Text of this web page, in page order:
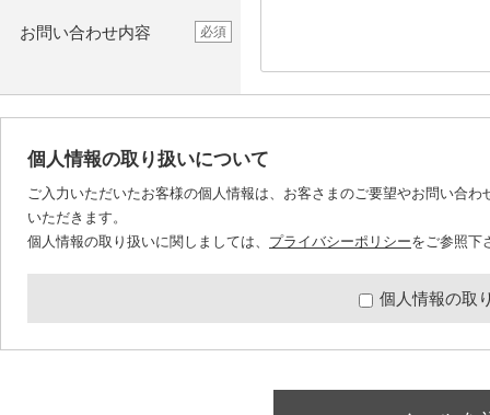
お問い合わせ内容 必須
個人情報の取り扱いについて
ご入力いただいたお客様の個人情報は、お客さまのご要望やお問い合
いただきます。
個人情報の取り扱いに関しましては、 プライバシーポリシーをご参照下
個人情報の取